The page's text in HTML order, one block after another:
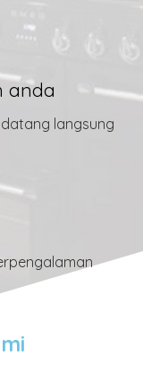
anda
langsung